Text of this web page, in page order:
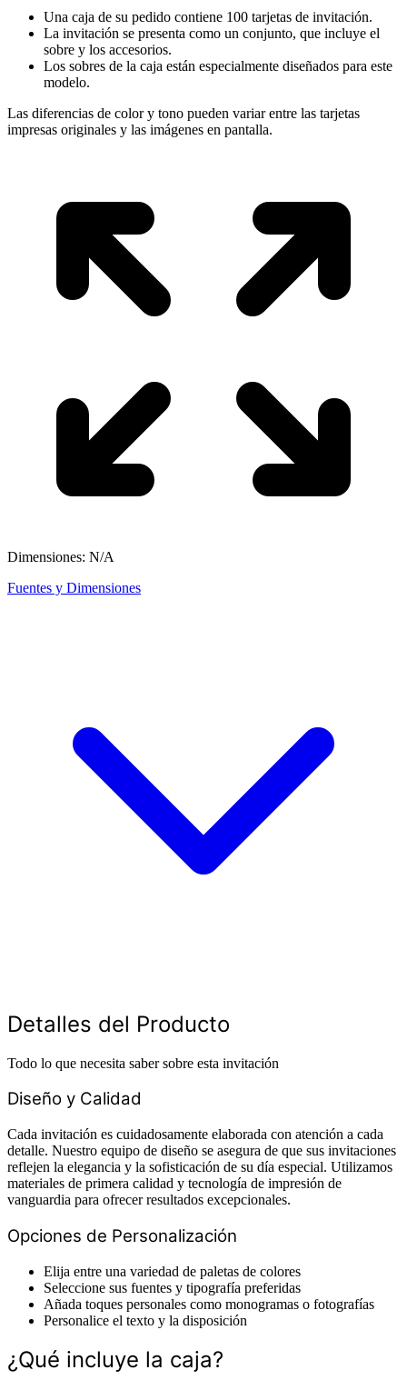
Una caja de su pedido contiene 100 tarjetas de invitación.
La invitación se presenta como un conjunto, que incluye el
sobre y los accesorios.
Los sobres de la caja están especialmente diseñados para este
modelo.
Las diferencias de color y tono pueden variar entre las tarjetas
impresas originales y las imágenes en pantalla.
Dimensiones: N/A
Fuentes y Dimensiones
Detalles del Producto
Todo lo que necesita saber sobre esta invitación
Diseño y Calidad
Cada invitación es cuidadosamente elaborada con atención a cada
detalle. Nuestro equipo de diseño se asegura de que sus invitaciones
reflejen la elegancia y la sofisticación de su día especial. Utilizamos
materiales de primera calidad y tecnología de impresión de
vanguardia para ofrecer resultados excepcionales.
Opciones de Personalización
Elija entre una variedad de paletas de colores
Seleccione sus fuentes y tipografía preferidas
Añada toques personales como monogramas o fotografías
Personalice el texto y la disposición
¿Qué incluye la caja?